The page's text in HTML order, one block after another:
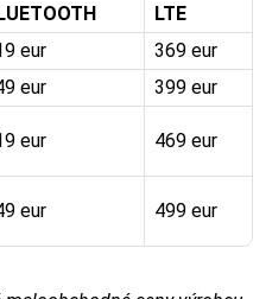
LTE
eur
369 eur
eur
399 eur
eur 469 eur
eur 499 eur